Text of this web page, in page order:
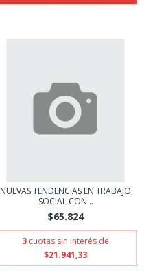
NUEVAS TENDENCIAS EN TRABAJO
SOCIAL CON...
$65.824
3 cuotas sin interés de
$21.941,33